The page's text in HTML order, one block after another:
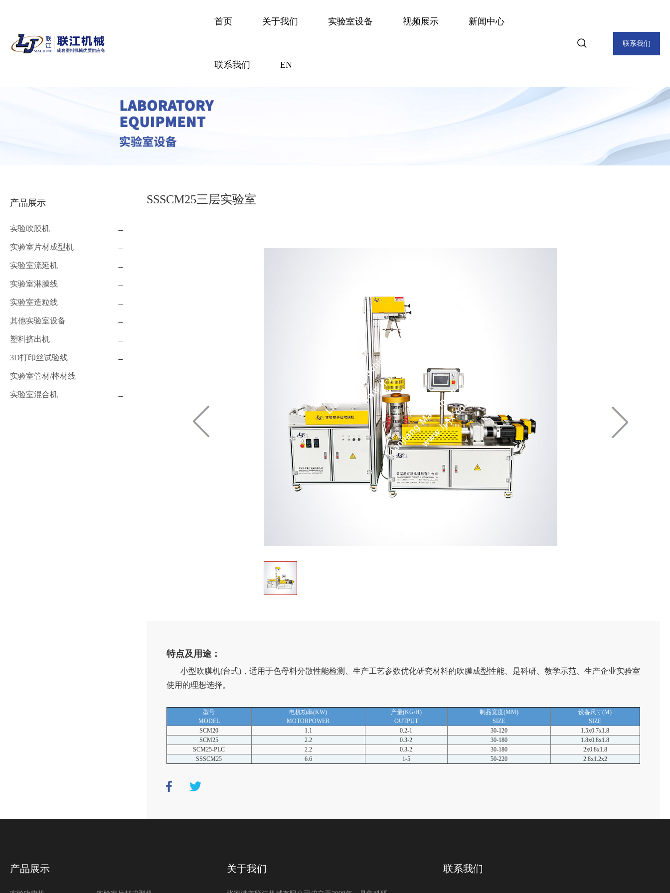
首页 关于我们 实验室设备 视频展示 新闻中心
联系我们 EN
联系我们
产品展示
实验吹膜机
实验室片材成型机
实验室流延机
实验室淋膜线
实验室造粒线
其他实验室设备
塑料挤出机
3D打印丝试验线
实验室管材/棒材线
实验室混合机
SSSCM25三层实验室
特点及用途：
小型吹膜机(台式)，适用于色母料分散性能检测、生产工艺参数优化研究材料的吹膜成型性能、是科研、教学示范、生产企业实验室
使用的理想选择。
型号
MODEL
电机功率(KW)
MOTORPOWER
产量(KG/H)
OUTPUT
制品宽度(MM)
SIZE
设备尺寸(M)
SIZE
SCM20
1.1 0.2-1 30-120
1.5x0.7x1.8
SCM25
2.2 0.3-2 30-180
1.8x0.8x1.8
SCM25-PLC
2.2 0.3-2 30-180
2x0.8x1.8
SSSCM25
6.6 1-5 50-220 2.8x1.2x2
产品展示 关于我们 联系我们